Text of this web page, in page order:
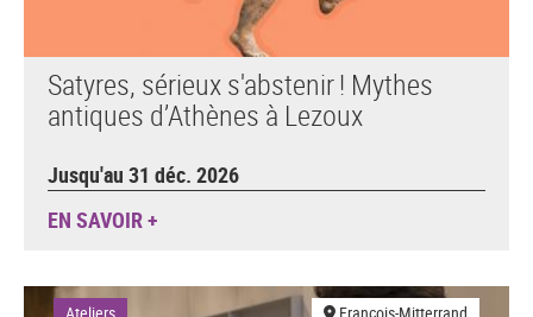
Satyres, sérieux s'abstenir ! Mythes
antiques d’Athènes à Lezoux
Jusqu'au 31 déc. 2026
EN SAVOIR +
Ateliers François-Mitterrand